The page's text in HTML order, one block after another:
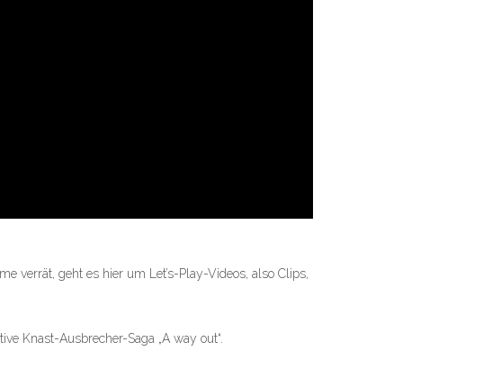
verrät, geht es hier um Let’s-Play-Videos, also Clips,
Knast-Ausbrecher-Saga „A way out“.